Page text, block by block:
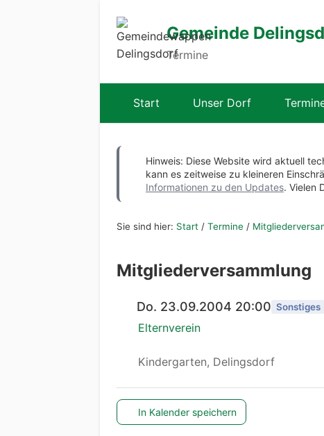
Gemeinde
Termine
Start Unser Dorf
Hinweis: Diese Website wird aktuell
kann es zeitweise zu kleineren
Informationen zu den Updates. Vielen
Sie sind hier: Start / Termine /
Mitgliederversammlung
Do. 23.09.2004 20:00 Sonstiges
Elternverein
Kindergarten, Delingsdorf
In Kalender speichern